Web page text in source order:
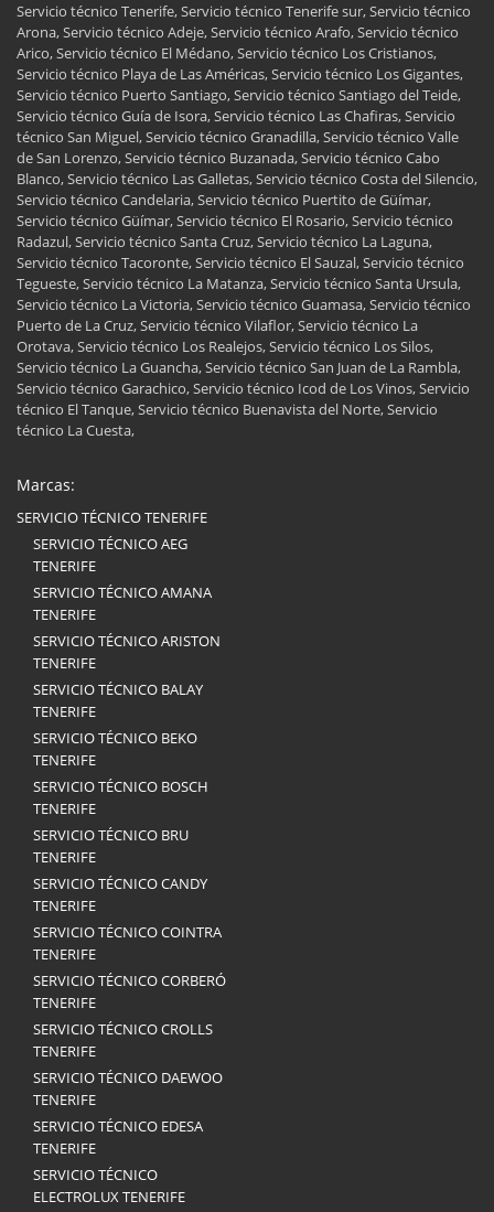
Servicio técnico Tenerife, Servicio técnico Tenerife sur, Servicio técnico
Arona, Servicio técnico Adeje, Servicio técnico Arafo, Servicio técnico
Arico, Servicio técnico El Médano, Servicio técnico Los Cristianos,
Servicio técnico Playa de Las Américas, Servicio técnico Los Gigantes,
Servicio técnico Puerto Santiago, Servicio técnico Santiago del Teide,
Servicio técnico Guía de Isora, Servicio técnico Las Chafiras, Servicio
técnico San Miguel, Servicio técnico Granadilla, Servicio técnico Valle
de San Lorenzo, Servicio técnico Buzanada, Servicio técnico Cabo
Blanco, Servicio técnico Las Galletas, Servicio técnico Costa del Silencio,
Servicio técnico Candelaria, Servicio técnico Puertito de Güímar,
Servicio técnico Güímar, Servicio técnico El Rosario, Servicio técnico
Radazul, Servicio técnico Santa Cruz, Servicio técnico La Laguna,
Servicio técnico Tacoronte, Servicio técnico El Sauzal, Servicio técnico
Tegueste, Servicio técnico La Matanza, Servicio técnico Santa Ursula,
Servicio técnico La Victoria, Servicio técnico Guamasa, Servicio técnico
Puerto de La Cruz, Servicio técnico Vilaflor, Servicio técnico La
Orotava, Servicio técnico Los Realejos, Servicio técnico Los Silos,
Servicio técnico La Guancha, Servicio técnico San Juan de La Rambla,
Servicio técnico Garachico, Servicio técnico Icod de Los Vinos, Servicio
técnico El Tanque, Servicio técnico Buenavista del Norte, Servicio
técnico La Cuesta,
Marcas:
SERVICIO TÉCNICO TENERIFE
SERVICIO TÉCNICO AEG
TENERIFE
SERVICIO TÉCNICO AMANA
TENERIFE
SERVICIO TÉCNICO ARISTON
TENERIFE
SERVICIO TÉCNICO BALAY
TENERIFE
SERVICIO TÉCNICO BEKO
TENERIFE
SERVICIO TÉCNICO BOSCH
TENERIFE
SERVICIO TÉCNICO BRU
TENERIFE
SERVICIO TÉCNICO CANDY
TENERIFE
SERVICIO TÉCNICO COINTRA
TENERIFE
SERVICIO TÉCNICO CORBERÓ
TENERIFE
SERVICIO TÉCNICO CROLLS
TENERIFE
SERVICIO TÉCNICO DAEWOO
TENERIFE
SERVICIO TÉCNICO EDESA
TENERIFE
SERVICIO TÉCNICO
ELECTROLUX TENERIFE